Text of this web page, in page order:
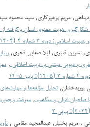
مریم پرهیزکاری, سید محمود
شکل‌گیری هویت معنوی انسان برگرفته
دوره ۳ شماره ۴ (۱۴۰۴): زمستان ۱۴۰۴
نسرین قنبری, لیلا صفایی فخری,
و دیویی مبتنی بر تربیت اخلاقی ,
۱۴۰۵
پوربدخشان, تحلیل مؤلفه‌ها و
صاحبان ادیان و مذاهب ,
, مریم بختیار, عبدالمجید مقامی ,